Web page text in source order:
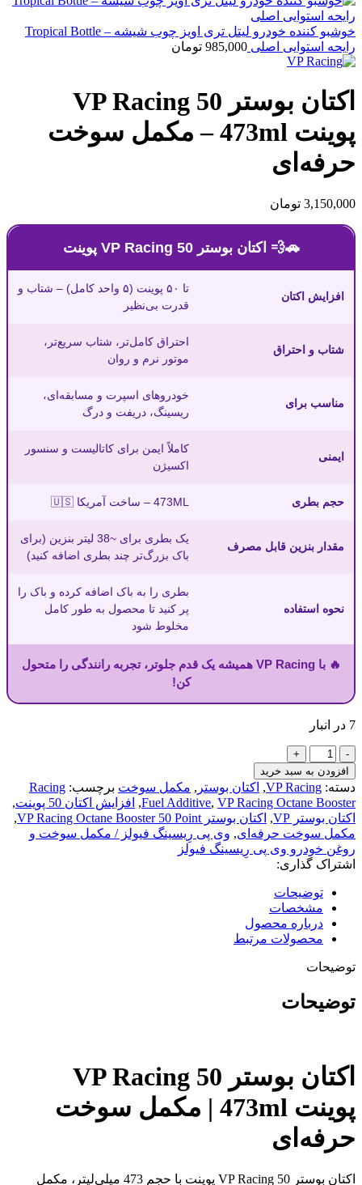
خوشبو کننده خودرو لیتل تری اویز چوب شیشه – Tropical Bottle
رایحه استوایی اصلی 985,000 تومان
اکتان بوستر VP Racing 50
پوینت 473ml – مکمل سوخت
حرفه‌ای
3,150,000 تومان
🚗💨 اکتان بوستر VP Racing 50 پوینت
افزایش اکتان
تا ۵۰ پوینت (۵ واحد کامل) – شتاب و
قدرت بی‌نظیر
شتاب و احتراق
احتراق کامل‌تر، شتاب سریع‌تر،
موتور نرم و روان
مناسب برای
خودروهای اسپرت و مسابقه‌ای،
ریسینگ، دریفت و درگ
ایمنی
کاملاً ایمن برای کاتالیست و سنسور
اکسیژن
حجم بطری 473ML – ساخت آمریکا 🇺🇸
مقدار بنزین قابل مصرف
یک بطری برای ~38 لیتر بنزین (برای
باک بزرگ‌تر چند بطری اضافه کنید)
نحوه استفاده
بطری را به باک اضافه کرده و باک را
پر کنید تا محصول به طور کامل
مخلوط شود
🔥 با VP Racing همیشه یک قدم جلوتر، تجربه رانندگی را متحول
کن!
7 در انبار
اکتان
بوستر
VP
Racing
50
پوینت
473ml
–
مکمل
سوخت
حرفه‌ای
عدد
افزودن به سبد خرید
دسته: VP Racing
, اکتان بوستر , مکمل سوخت برچسب: Racing
Fuel Additive, VP Racing Octane Booster
, افزایش اکتان 50 پوینت
,
اکتان بوستر VP
, اکتان بوستر VP Racing Octane Booster 50 Point
,
مکمل سوخت حرفه‌ای, وی پی رِیسینگ فیولز / مکمل سوخت و
روغن خودرو وی پی رِیسینگ فیولز
اشتراک گذاری:
توضیحات
مشخصات
درباره محصول
محصولات مرتبط
توضیحات
توضیحات
اکتان بوستر VP Racing 50
پوینت 473ml | مکمل سوخت
حرفه‌ای
اکتان بوستر VP Racing 50 پوینت با حجم 473 میلی‌لیتر، مکمل